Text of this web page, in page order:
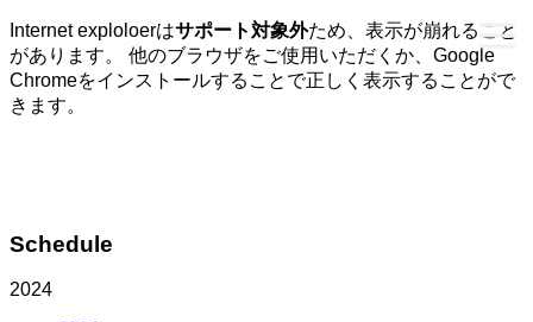
Internet exploloerはサポート対象外ため、表示が崩れること
があります。 他のブラウザをご使用いただくか、Google
Chromeをインストールすることで正しく表示することがで
きます。
Schedule
2024